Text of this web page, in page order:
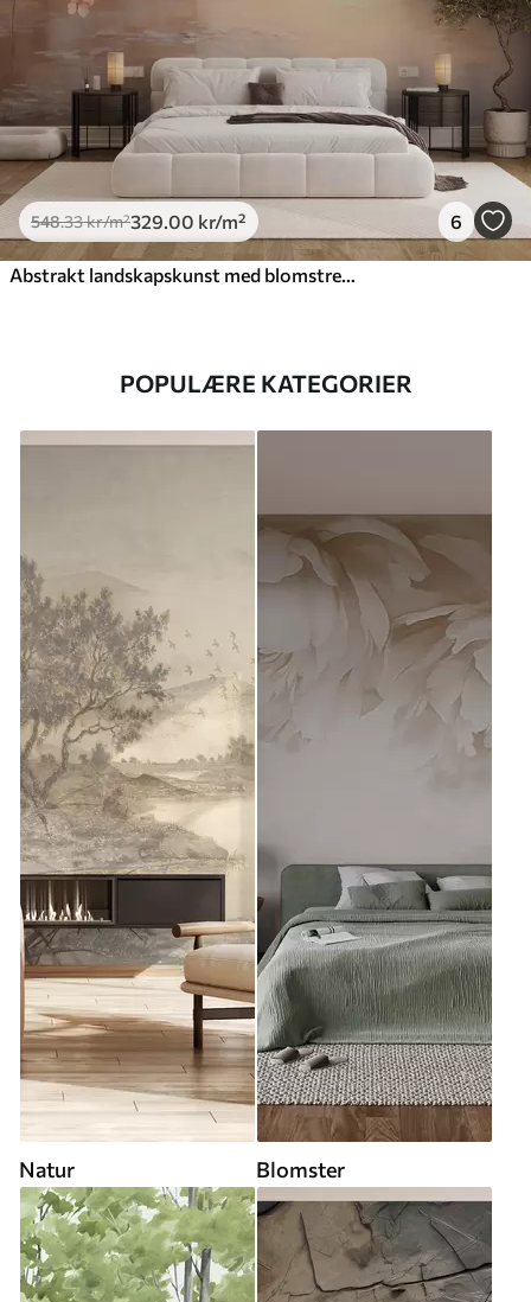
548.33kr/m²329.00 kr/m² 6
Abstrakt landskapskunst med blomstrende grener og hvite blomster som henger over en innsjø, myke pastellfarger
POPULÆRE KATEGORIER
Natur Blomster